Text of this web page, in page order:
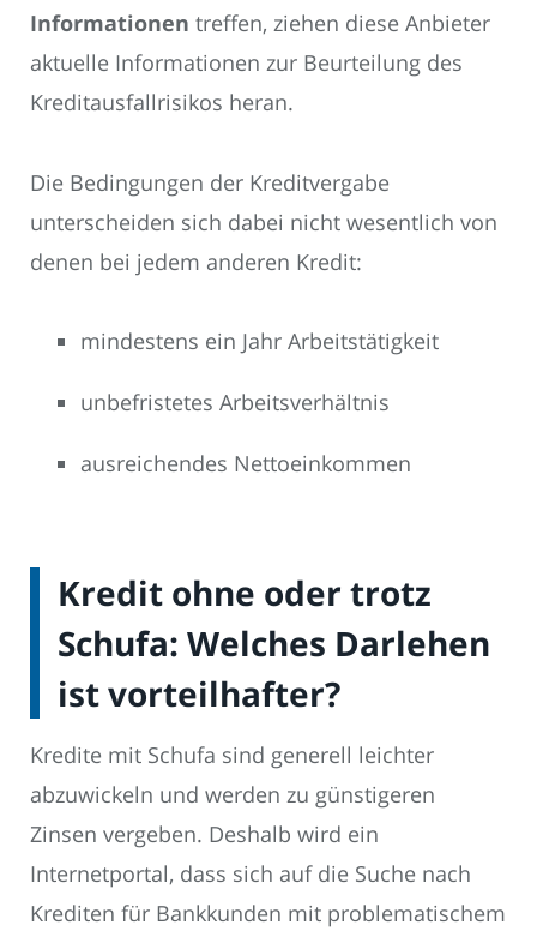
Informationen treffen, ziehen diese Anbieter
aktuelle Informationen zur Beurteilung des
Kreditausfallrisikos heran.
Die Bedingungen der Kreditvergabe
unterscheiden sich dabei nicht wesentlich von
denen bei jedem anderen Kredit:
mindestens ein Jahr Arbeitstätigkeit
unbefristetes Arbeitsverhältnis
ausreichendes Nettoeinkommen
Kredit ohne oder trotz
Schufa: Welches Darlehen
ist vorteilhafter?
Kredite mit Schufa sind generell leichter
abzuwickeln und werden zu günstigeren
Zinsen vergeben. Deshalb wird ein
Internetportal, dass sich auf die Suche nach
Krediten für Bankkunden mit problematischem